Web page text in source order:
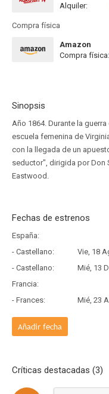
Alquiler:
Compra física
Amazon
Compra física:
Sinopsis
Año 1864. Durante la
escuela femenina de
con la llegada de un
seductor", dirigida por Don
Eastwood.
Fechas de estrenos
España:
- Castellano:
Vie, 18 Ago
- Castellano:
Mié, 13 Dic
Francia:
- Frances:
Mié, 23 Ago
Añadir fecha
Críticas destacadas (3)